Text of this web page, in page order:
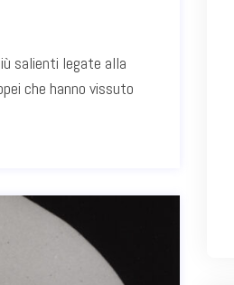
salienti legate alla
che hanno vissuto